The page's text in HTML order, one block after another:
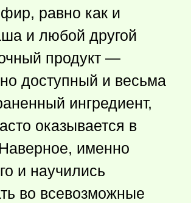
равно как и
и любой другой
продукт —
доступный и весьма
ингредиент,
оказывается в
именно
и научились
во всевозможные